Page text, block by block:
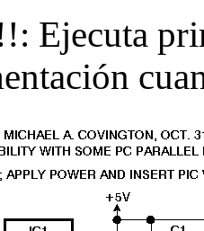
Ejecuta